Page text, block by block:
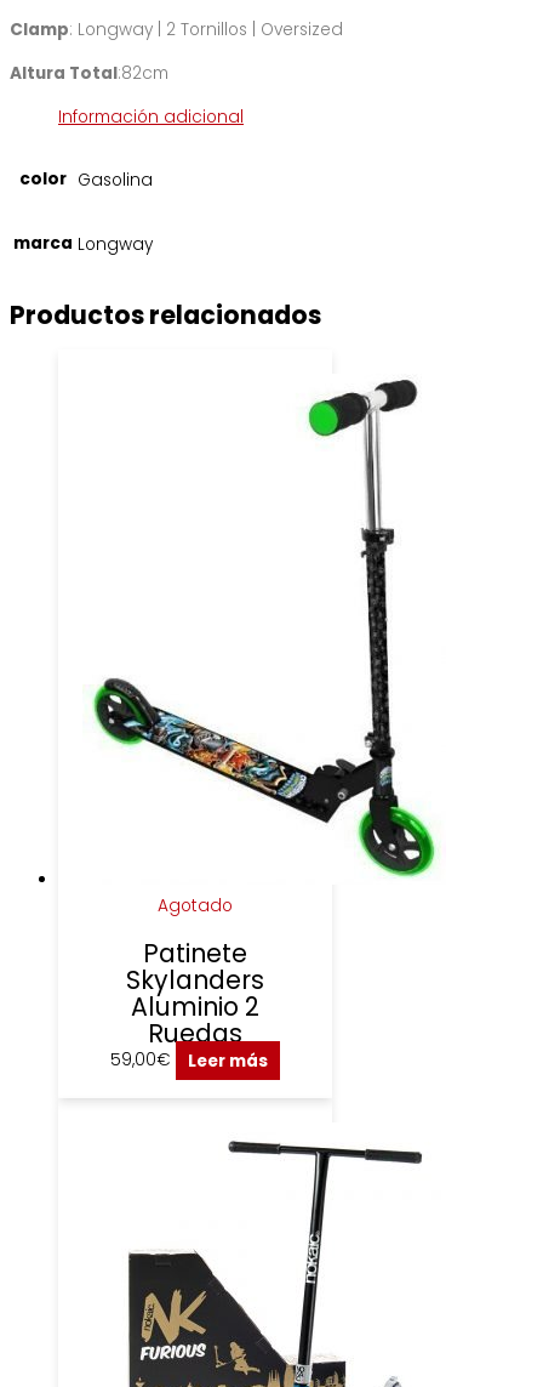
Clamp: Longway | 2 Tornillos | Oversized
Altura Total:82cm
Información adicional
color Gasolina
marca Longway
Productos relacionados
Agotado
Patinete
Skylanders
Aluminio 2
Ruedas
59,00€ Leer más